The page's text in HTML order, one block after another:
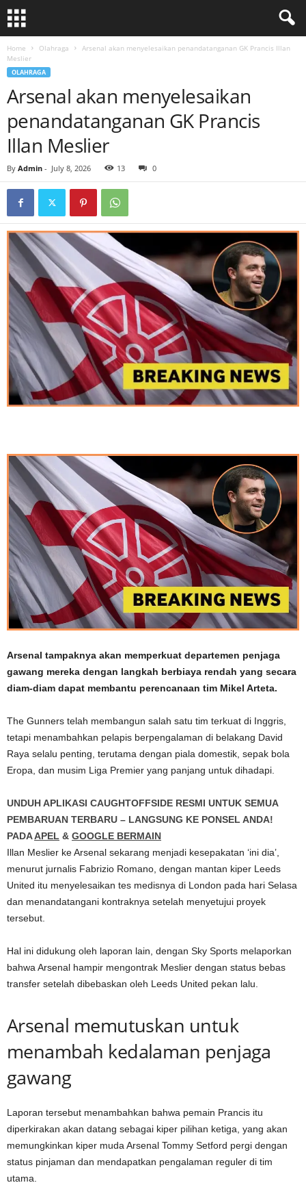
Home Olahraga
Arsenal akan menyelesaikan penandatanganan GK Prancis Illan
Meslier
OLAHRAGA
Arsenal akan menyelesaikan
penandatanganan GK Prancis
Illan Meslier
By Admin - July 8, 2026 13 0
Arsenal tampaknya akan memperkuat departemen penjaga
gawang mereka dengan langkah berbiaya rendah yang secara
diam-diam dapat membantu perencanaan tim Mikel Arteta.
The Gunners telah membangun salah satu tim terkuat di Inggris,
tetapi menambahkan pelapis berpengalaman di belakang David
Raya selalu penting, terutama dengan piala domestik, sepak bola
Eropa, dan musim Liga Premier yang panjang untuk dihadapi.
UNDUH APLIKASI CAUGHTOFFSIDE RESMI UNTUK SEMUA
PEMBARUAN TERBARU – LANGSUNG KE PONSEL ANDA!
PADAAPEL & GOOGLE BERMAIN
Illan Meslier ke Arsenal sekarang menjadi kesepakatan ‘ini dia’,
menurut jurnalis Fabrizio Romano, dengan mantan kiper Leeds
United itu menyelesaikan tes medisnya di London pada hari Selasa
dan menandatangani kontraknya setelah menyetujui proyek
tersebut.
Hal ini didukung oleh laporan lain, dengan Sky Sports melaporkan
bahwa Arsenal hampir mengontrak Meslier dengan status bebas
transfer setelah dibebaskan oleh Leeds United pekan lalu.
Arsenal memutuskan untuk
menambah kedalaman penjaga
gawang
Laporan tersebut menambahkan bahwa pemain Prancis itu
diperkirakan akan datang sebagai kiper pilihan ketiga, yang akan
memungkinkan kiper muda Arsenal Tommy Setford pergi dengan
status pinjaman dan mendapatkan pengalaman reguler di tim
utama.